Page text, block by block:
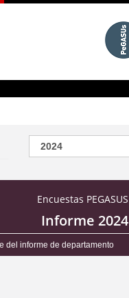
Encuestas PEGASUS
Informe 2024
del informe de departamento